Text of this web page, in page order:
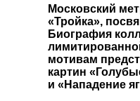
Московский
«Тройка»,
Биография
мотивам
картин
и «Нападение